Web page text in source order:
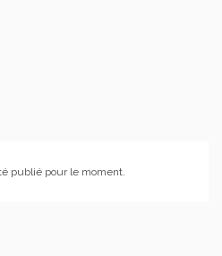
publié pour le moment.